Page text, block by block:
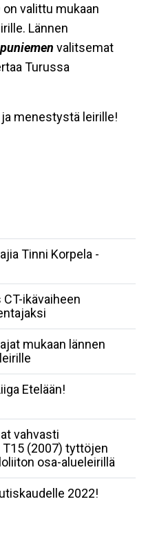
on valittu mukaan
Lännen
valitsemat
Turussa
menestystä leirille!
Tinni Korpela -
ikävaiheen
mukaan lännen
Etelään!
vahvasti
(2007) tyttöjen
osa-alueleirillä
2022!